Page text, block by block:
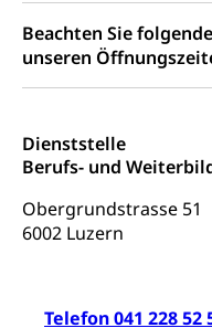
Beachten Sie
unseren
Dienststelle
Berufs- und
Obergrundstrasse 51
6002 Luzern
Telefon 041 228 52
Schifffahrt
Strasse
Langsamverkehr,
Individualverkehr
zentras (Betrieb
Verkehr
Zivilstand